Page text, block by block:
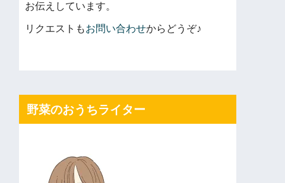
お伝えしています。
リクエストもお問い合わせからどうぞ♪
野菜のおうちライター